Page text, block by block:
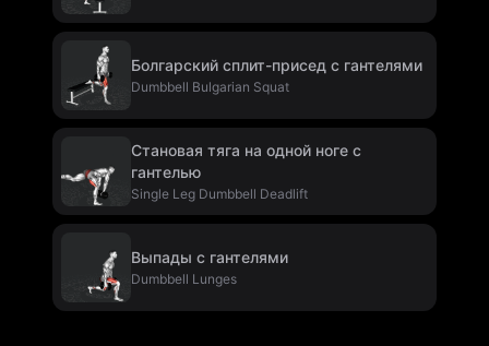
Болгарский сплит-присед с гантелями
Dumbbell Bulgarian Squat
Становая тяга на одной ноге с
гантелью
Single Leg Dumbbell Deadlift
Выпады с гантелями
Dumbbell Lunges